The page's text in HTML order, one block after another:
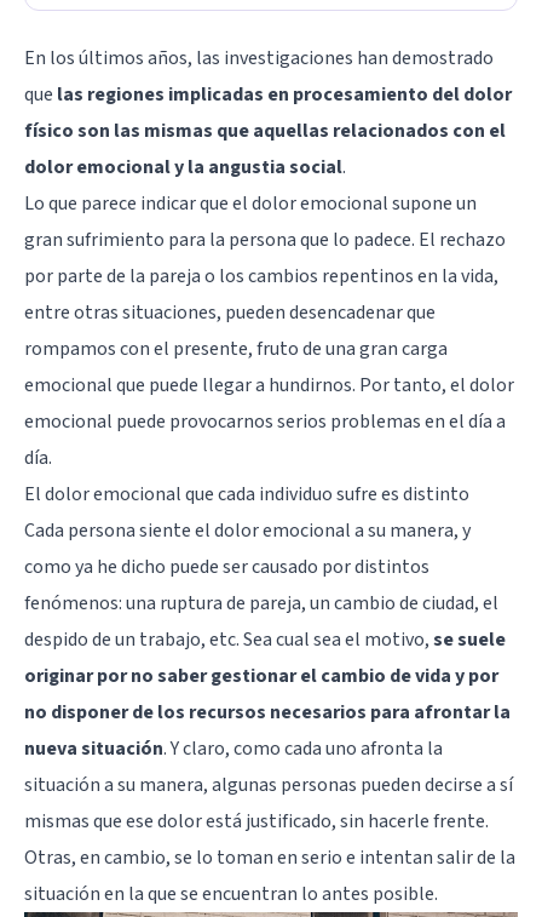
En los últimos años, las investigaciones han demostrado
que las regiones implicadas en procesamiento del dolor
físico son las mismas que aquellas relacionados con el
dolor emocional y la angustia social.
Lo que parece indicar que eldolor emocionalsupone un
gran sufrimiento para la persona que lo padece. El rechazo
por parte de la pareja o los cambios repentinos en la vida,
entre otras situaciones, pueden desencadenar que
rompamos con el presente, fruto de una gran carga
emocional que puede llegar a hundirnos. Por tanto, el dolor
emocional puede provocarnos serios problemas en el día a
día.
El dolor emocional que cada individuo sufre es distinto
Cada persona siente el dolor emocional a su manera, y
como ya he dicho puede ser causado por distintos
fenómenos: una ruptura de pareja, un cambio de ciudad, el
despido de un trabajo, etc. Sea cual sea el motivo,se suele
originar por no saber gestionar el cambio de vida y por
no disponer de los recursos necesarios para afrontar la
nueva situación. Y claro, como cada uno afronta la
situación a su manera, algunas personas pueden decirse a sí
mismas que ese dolor está justificado, sin hacerle frente.
Otras, en cambio, se lo toman en serio e intentan salir de la
situación en la que se encuentran lo antes posible.